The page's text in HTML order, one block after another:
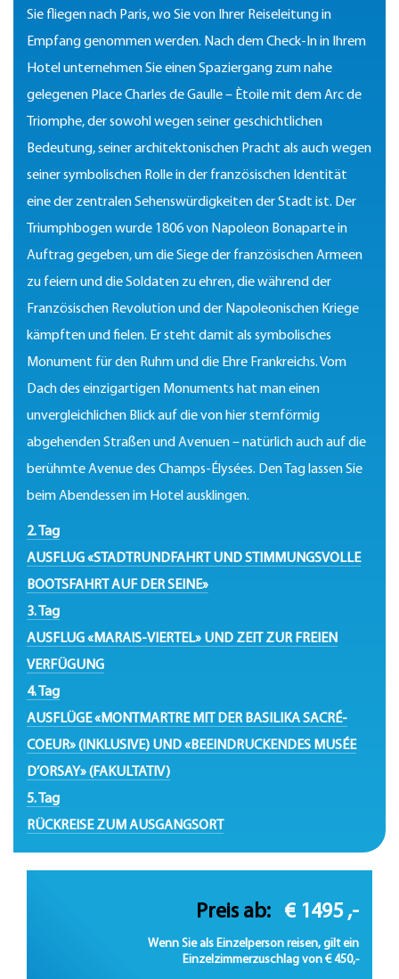
Sie fliegen nach Paris, wo Sie von Ihrer Reiseleitung in
Empfang genommen werden. Nach dem Check-In in Ihrem
Hotel unternehmen Sie einen Spaziergang zum nahe
gelegenen Place Charles de Gaulle – Ètoile mit dem Arc de
Triomphe, der sowohl wegen seiner geschichtlichen
Bedeutung, seiner architektonischen Pracht als auch wegen
seiner symbolischen Rolle in der französischen Identität
eine der zentralen Sehenswürdigkeiten der Stadt ist. Der
Triumphbogen wurde 1806 von Napoleon Bonaparte in
Auftrag gegeben, um die Siege der französischen Armeen
zu feiern und die Soldaten zu ehren, die während der
Französischen Revolution und der Napoleonischen Kriege
kämpften und fielen. Er steht damit als symbolisches
Monument für den Ruhm und die Ehre Frankreichs. Vom
Dach des einzigartigen Monuments hat man einen
unvergleichlichen Blick auf die von hier sternförmig
abgehenden Straßen und Avenuen – natürlich auch auf die
berühmte Avenue des Champs-Élysées. Den Tag lassen Sie
beim Abendessen im Hotel ausklingen.
2. Tag
AUSFLUG «STADTRUNDFAHRT UND STIMMUNGSVOLLE
BOOTSFAHRT AUF DER SEINE»
3. Tag
AUSFLUG «MARAIS-VIERTEL» UND ZEIT ZUR FREIEN
VERFÜGUNG
4. Tag
AUSFLÜGE «MONTMARTRE MIT DER BASILIKA SACRÉ-
COEUR» (INKLUSIVE) UND «BEEINDRUCKENDES MUSÉE
D’ORSAY» (FAKULTATIV)
5. Tag
RÜCKREISE ZUM AUSGANGSORT
Preis ab: € 1495 ,-
Wenn Sie als Einzelperson reisen, gilt ein
Einzelzimmerzuschlag von € 450,-